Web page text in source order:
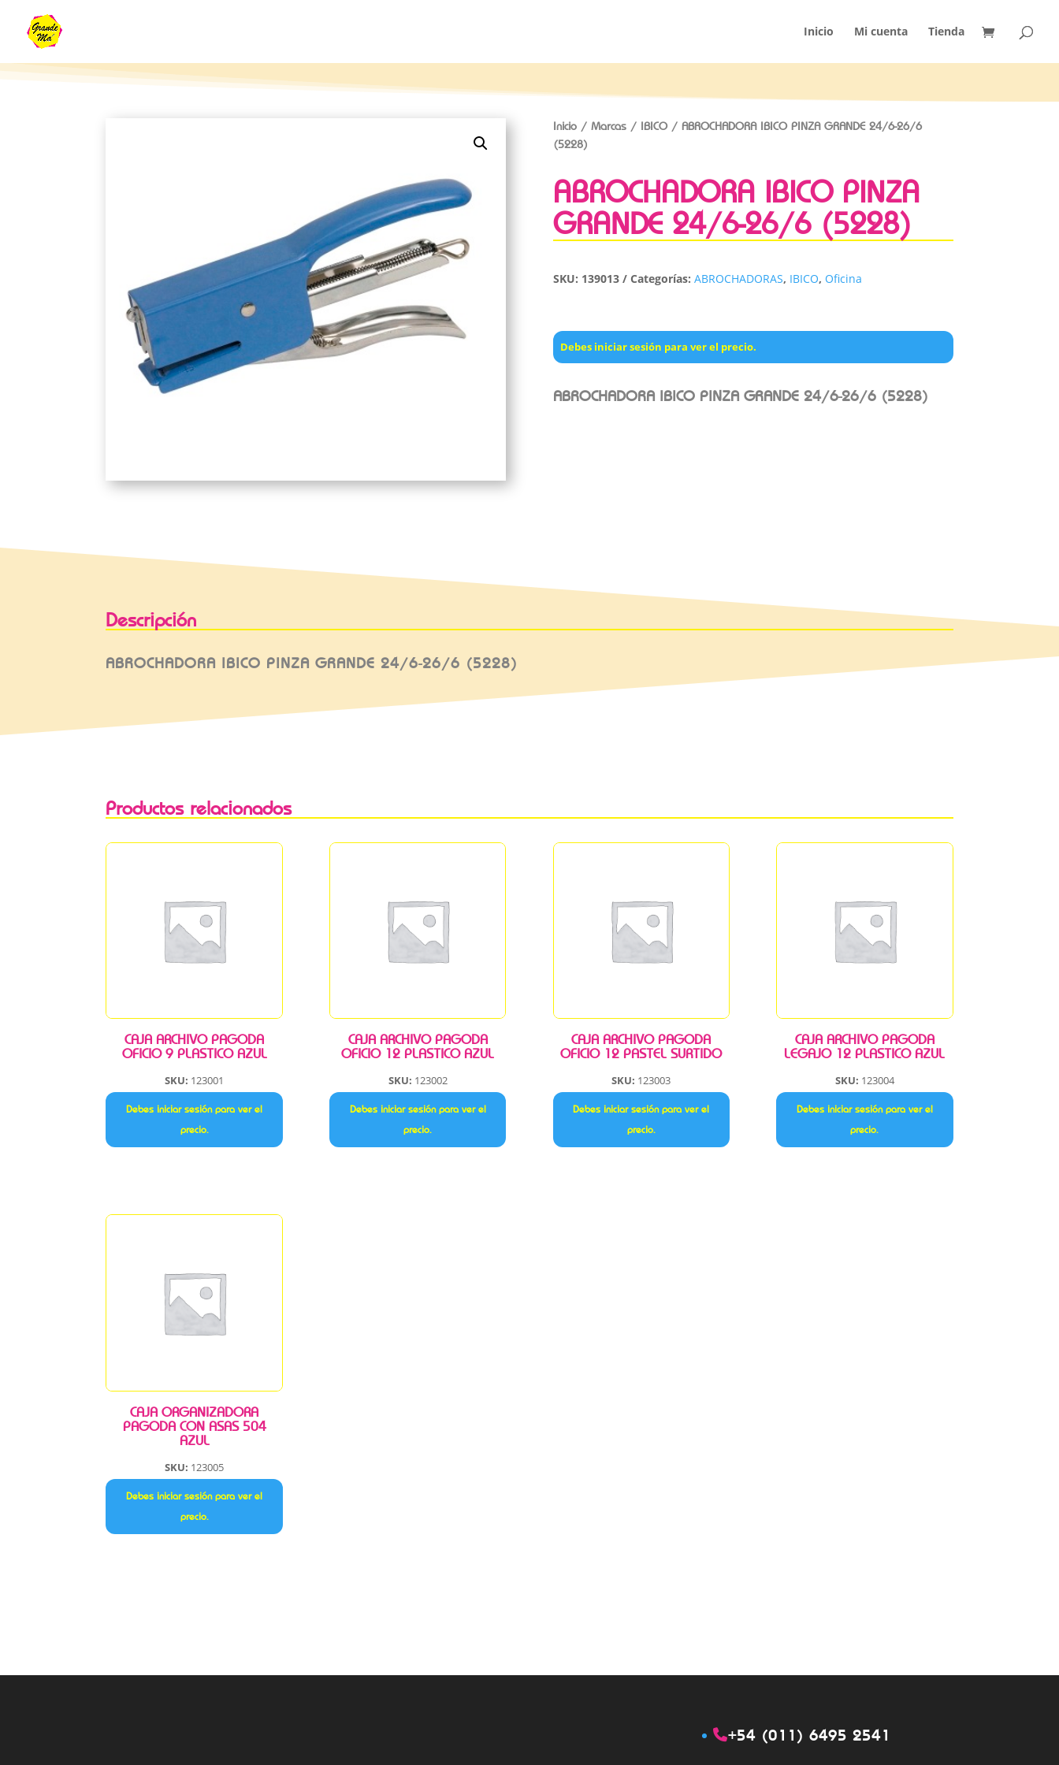
Inicio Mi cuenta Tienda
Inicio/ Marcas/ IBICO/ ABROCHADORA IBICO PINZA GRANDE 24/6-26/6
(5228)
ABROCHADORA IBICO PINZA
GRANDE 24/6-26/6 (5228)
SKU: 139013 Categorías: ABROCHADORAS, IBICO, Oficina
Debes iniciar sesión para ver el precio.
ABROCHADORA IBICO PINZA GRANDE 24/6-26/6 (5228)
Descripción
ABROCHADORA IBICO PINZA GRANDE 24/6-26/6 (5228)
Productos relacionados
CAJA ARCHIVO PAGODA
OFICIO 9 PLASTICO AZUL
SKU: 123001
Debes iniciar sesión para ver el
precio.
CAJA ARCHIVO PAGODA
OFICIO 12 PLASTICO AZUL
SKU: 123002
Debes iniciar sesión para ver el
precio.
CAJA ARCHIVO PAGODA
OFICIO 12 PASTEL SURTIDO
SKU: 123003
Debes iniciar sesión para ver el
precio.
CAJA ARCHIVO PAGODA
LEGAJO 12 PLASTICO AZUL
SKU: 123004
Debes iniciar sesión para ver el
precio.
CAJA ORGANIZADORA
PAGODA CON ASAS 504
AZUL
SKU: 123005
Debes iniciar sesión para ver el
precio.
+54 (011) 6495 2541